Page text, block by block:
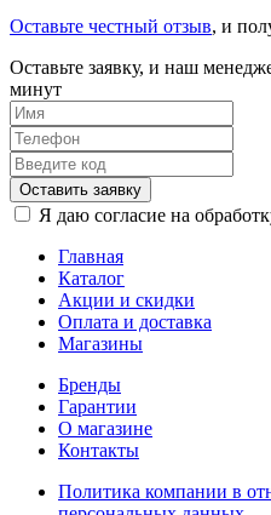
Оставьте честный отзыв, и
Оставьте заявку, и наш
минут
Оставить заявку
Я даю согласие на
Главная
Каталог
Акции и скидки
Оплата и доставка
Магазины
Бренды
Гарантии
О магазине
Контакты
Политика компании в